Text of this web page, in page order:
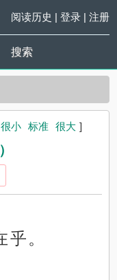
阅读历史 | 登录| 注册
搜索
很小 标准 很大 ]
。